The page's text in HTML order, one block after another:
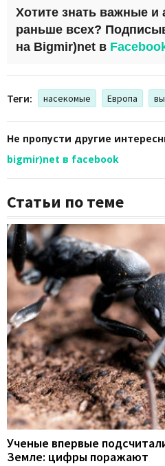
Хотите знать важные и
раньше всех?
на Bigmir)net в
Теги: насекомые Европа
Не пропусти другие
bigmir)net в facebook
Статьи по теме
Ученые впервые
Земле: цифры поражают